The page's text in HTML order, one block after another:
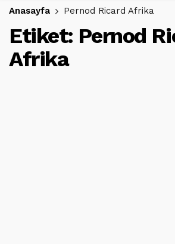
Anasayfa Pernod Ricard Afrika
Etiket: Pernod
Afrika